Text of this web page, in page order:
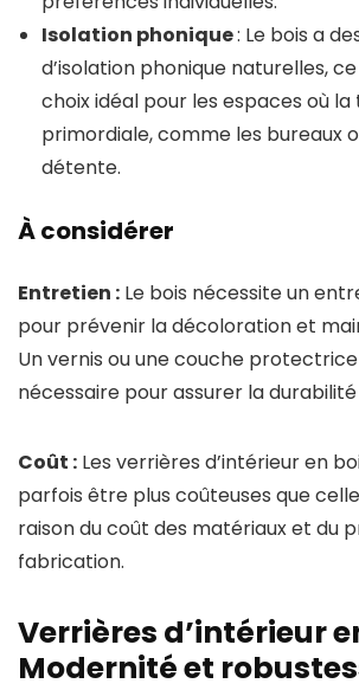
Isolation phonique: Le bois a
d’isolation phonique naturelles,
choix idéal pour les espaces où
primordiale, comme les bureaux
détente.
À considérer
Entretien : Le bois nécessite un
pour prévenir la décoloration et
Un vernis ou une couche
nécessaire pour assurer la
Coût : Les verrières d’intérieur en
parfois être plus coûteuses que
raison du coût des matériaux et du
fabrication.
Verrières d’intérieur
Modernité et